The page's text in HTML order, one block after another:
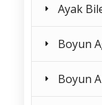
Ayak
Boyun
Boyun